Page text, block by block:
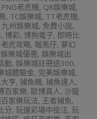
PNG老虎機, Q8娛樂城,
, TC娛樂城, TT老虎機,
九州娛樂城, 免費小說,
, 博彩, 博狗電子, 即時比
虎攻略, 報馬仔, 夢幻
娛樂城優惠, 娛樂城出
動, 娛樂城註冊送300,
城體驗金, 完美娛樂城,
亨, 捕魚機, 捕魚達人,
百家樂, 歐博真人, 沙龍
家樂玩法, 王者捕魚,
分, 玩運彩場中投注, 玩